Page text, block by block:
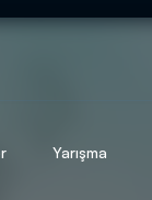
Yarışma